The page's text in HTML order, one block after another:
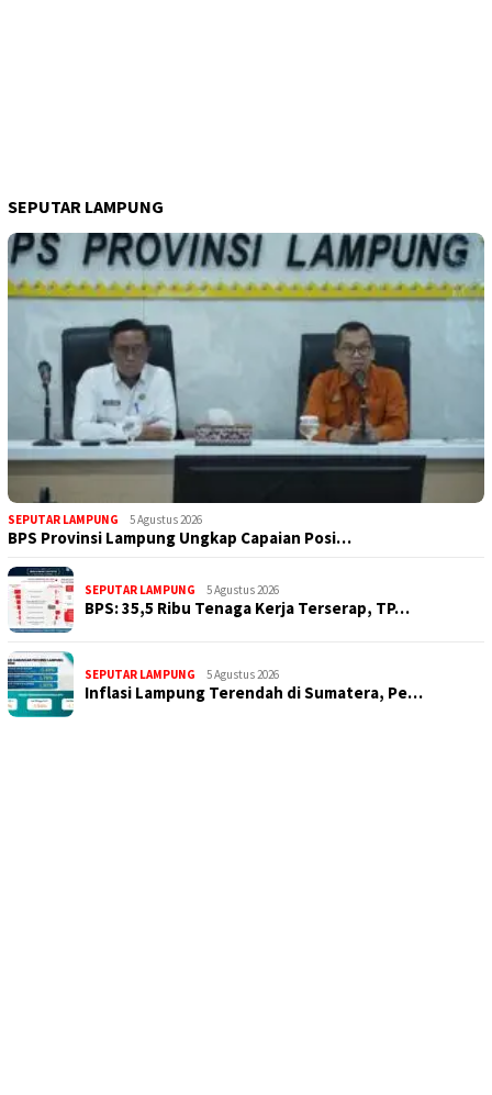
SEPUTAR LAMPUNG
SEPUTAR LAMPUNG 5 Agustus 2026
BPS Provinsi Lampung Ungkap Capaian Posi…
SEPUTAR LAMPUNG 5 Agustus 2026
BPS: 35,5 Ribu Tenaga Kerja Terserap, TP…
SEPUTAR LAMPUNG 5 Agustus 2026
Inflasi Lampung Terendah di Sumatera, Pe…